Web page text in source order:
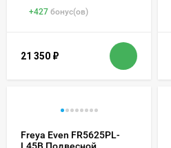
+427 бонус(ов)
21 350 ₽
Freya Even FR5625PL-